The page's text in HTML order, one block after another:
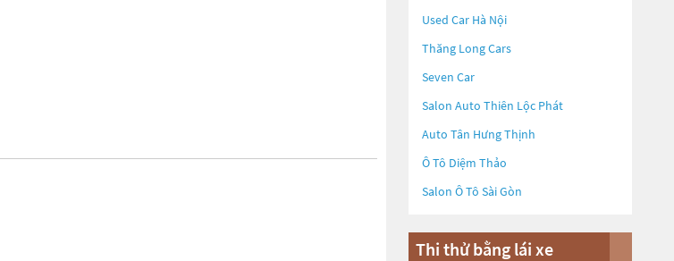
Used Car Hà Nội
Thăng Long Cars
Seven Car
Salon Auto Thiên Lộc Phát
Auto Tân Hưng Thịnh
Ô Tô Diệm Thảo
Salon Ô Tô Sài Gòn
Thi thử bằng lái xe